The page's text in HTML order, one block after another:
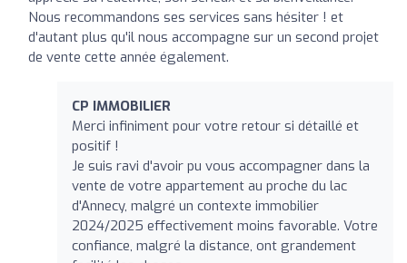
Nous recommandons ses services sans hésiter ! et
d'autant plus qu'il nous accompagne sur un second projet
de vente cette année également.
CP IMMOBILIER
Merci infiniment pour votre retour si détaillé et
positif !
Je suis ravi d'avoir pu vous accompagner dans la
vente de votre appartement au proche du lac
d'Annecy, malgré un contexte immobilier
2024/2025 effectivement moins favorable. Votre
confiance, malgré la distance, ont grandement